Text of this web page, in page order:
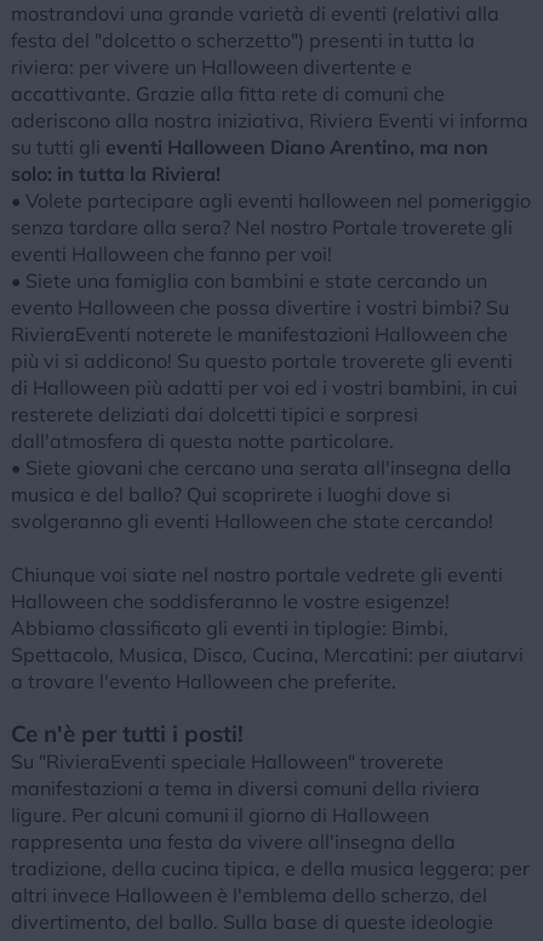
mostrandovi una grande varietà di eventi (relativi alla
festa del "dolcetto o scherzetto") presenti in tutta la
riviera: per vivere un Halloween divertente e
accattivante. Grazie alla fitta rete di comuni che
aderiscono alla nostra iniziativa, Riviera Eventi vi informa
su tutti gli eventi Halloween Diano Arentino, ma non
solo: in tutta la Riviera!
• Volete partecipare agli eventi halloween nel pomeriggio
senza tardare alla sera? Nel nostro Portale troverete gli
eventi Halloween che fanno per voi!
• Siete una famiglia con bambini e state cercando un
evento Halloween che possa divertire i vostri bimbi? Su
RivieraEventi noterete le manifestazioni Halloween che
più vi si addicono! Su questo portale troverete gli eventi
di Halloween più adatti per voi ed i vostri bambini, in cui
resterete deliziati dai dolcetti tipici e sorpresi
dall'atmosfera di questa notte particolare.
• Siete giovani che cercano una serata all'insegna della
musica e del ballo? Qui scoprirete i luoghi dove si
svolgeranno gli eventi Halloween che state cercando!
Chiunque voi siate nel nostro portale vedrete gli eventi
Halloween che soddisferanno le vostre esigenze!
Abbiamo classificato gli eventi in tiplogie: Bimbi,
Spettacolo, Musica, Disco, Cucina, Mercatini: per aiutarvi
a trovare l'evento Halloween che preferite.
Ce n'è per tutti i posti!
Su "RivieraEventi speciale Halloween" troverete
manifestazioni a tema in diversi comuni della riviera
ligure. Per alcuni comuni il giorno di Halloween
rappresenta una festa da vivere all'insegna della
tradizione, della cucina tipica, e della musica leggera; per
altri invece Halloween è l'emblema dello scherzo, del
divertimento, del ballo. Sulla base di queste ideologie